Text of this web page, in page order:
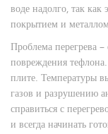
воде надолго, так
покрытием и металлом.
Проблема перегрева
повреждения
плите. Температуры
газов и разрушению
справиться с
и всегда начинать